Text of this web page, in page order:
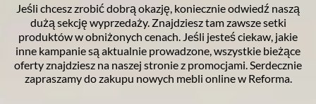
Jeśli chcesz zrobić dobrą okazję, koniecznie odwiedź naszą
dużą sekcję wyprzedaży. Znajdziesz tam zawsze setki
produktów w obniżonych cenach. Jeśli jesteś ciekaw, jakie
inne kampanie są aktualnie prowadzone, wszystkie bieżące
oferty znajdziesz na naszej stronie z promocjami. Serdecznie
zapraszamy do zakupu nowych mebli online w Reforma.